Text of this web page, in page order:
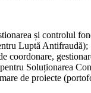
și controlul
Luptă Antifraudă);
coordonare,
Soluționarea
de proiecte